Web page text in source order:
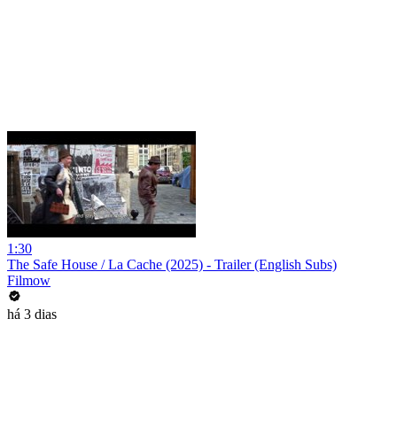
1:30
The Safe House / La Cache (2025) - Trailer (English Subs)
Filmow
há 3 dias